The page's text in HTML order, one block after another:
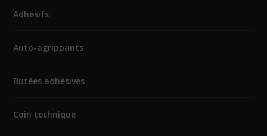
Adhésifs
Auto-agrippants
Butées adhésives
Coin technique